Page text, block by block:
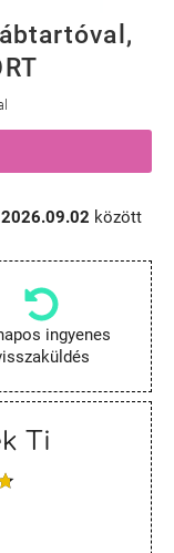
2026.09.02 között
ingyenes
Ti